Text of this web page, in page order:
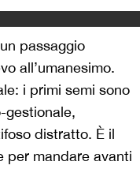
passaggio
all’umanesimo.
i primi semi sono
gestionale,
distratto. È il
per mandare avanti